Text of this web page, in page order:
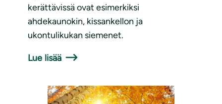
kerättävissä ovat esimerkiksi
ahdekaunokin, kissankellon ja
ukontulikukan siemenet.
Lue lisää